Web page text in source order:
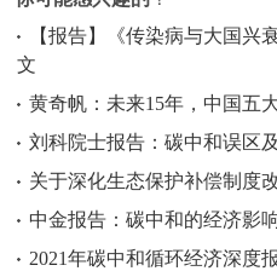
【报告】《传染病与大国兴
文
黄奇帆：未来15年，中国五
刘科院士报告：碳中和误区
关于深化生态保护补偿制度
中金报告：碳中和的经济影
2021年碳中和循环经济深度